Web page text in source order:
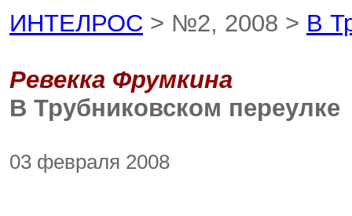
ИНТЕЛРОС > №2, 2008 > В
Ревекка Фрумкина
В Трубниковском переулке
03 февраля 2008